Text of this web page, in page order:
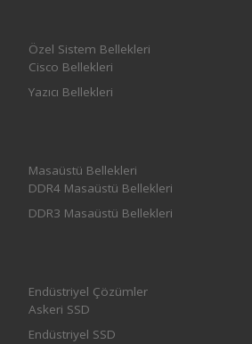
Özel Sistem Bellekleri
Cisco Bellekleri
Yazıcı Bellekleri
Masaüstü Bellekleri
DDR4 Masaüstü Bellekleri
DDR3 Masaüstü Bellekleri
Endüstriyel Çözümler
Askeri SSD
Endüstriyel SSD